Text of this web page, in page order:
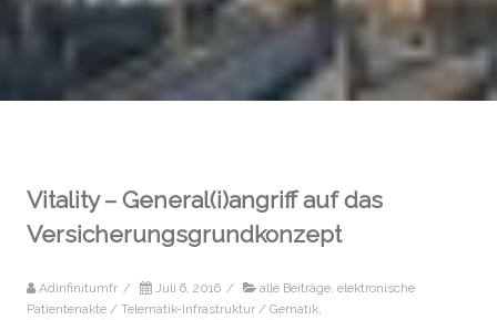
Vitality – General(i)angriff auf das
Versicherungsgrundkonzept
Adinfinitumfr / Juli 6, 2016 / alle Beiträge elektronische
Patientenakte / Telematik-Infrastruktur / Gematik